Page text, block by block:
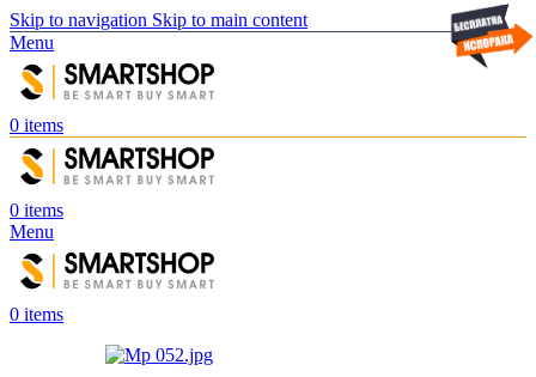
Skip to navigation Skip to main content
Menu
0 items
0 items
Menu
0 items